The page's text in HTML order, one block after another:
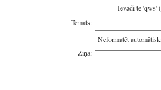
Ievadi te 'qws'
Temats:
Neformatēt
Ziņa: